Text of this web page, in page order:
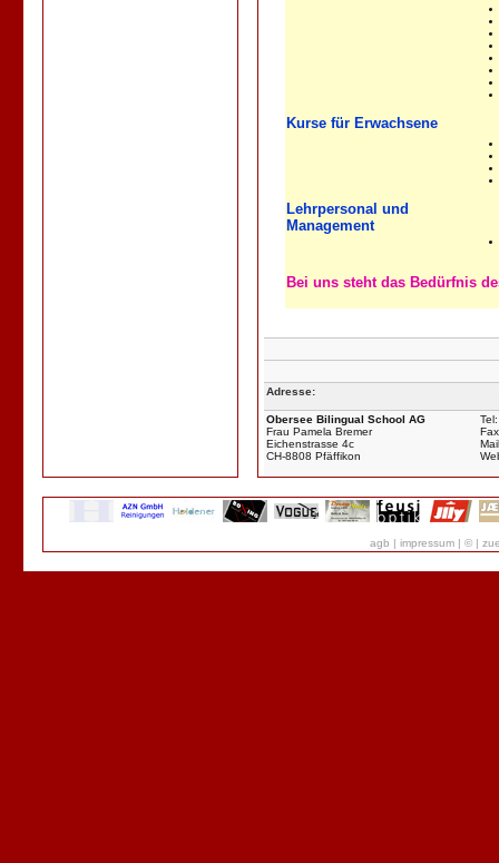
Kurse für Erwachsene
Lehrpersonal und
Management
Bei uns steht das Bedürfnis
Adresse:
Obersee Bilingual School AG
Frau Pamela Bremer
Eichenstrasse 4c
CH-8808 Pfäffikon
Tel:
agb | impressum | © |